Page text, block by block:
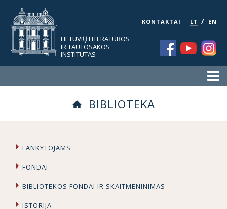
LIETUVIŲ LITERATŪROS
IR TAUTOSAKOS
INSTITUTAS
KONTAKTAI LT / EN
BIBLIOTEKA
LANKYTOJAMS
FONDAI
BIBLIOTEKOS FONDAI IR SKAITMENINIMAS
ISTORIJA